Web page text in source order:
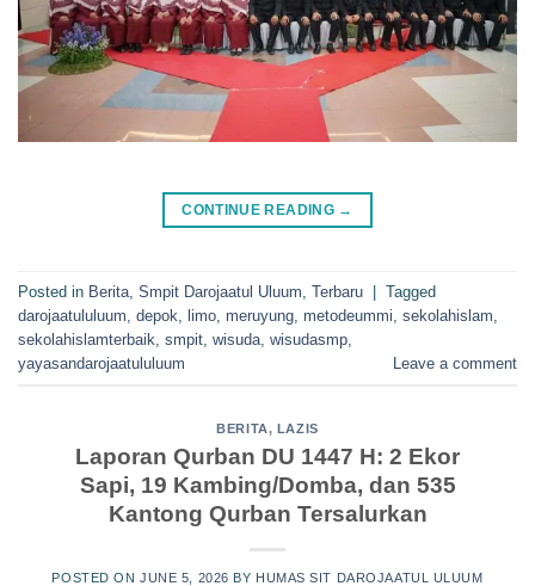
CONTINUE READING →
Posted in Berita Smpit Darojaatul Uluum Terbaru | Tagged
darojaatululuum depok limo meruyung metodeummi sekolahislam
sekolahislamterbaik smpit wisuda wisudasmp
yayasandarojaatululuum
Leave a comment
BERITA, LAZIS
Laporan Qurban DU 1447 H: 2 Ekor
Sapi, 19 Kambing/Domba, dan 535
Kantong Qurban Tersalurkan
POSTED ONJUNE 5, 2026 BY HUMAS SIT DAROJAATUL ULUUM